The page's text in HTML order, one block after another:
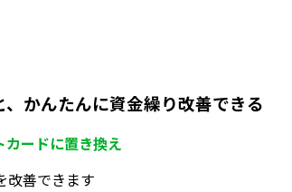
かんたんに資金繰り改善できる
カードに置き換え
改善できます